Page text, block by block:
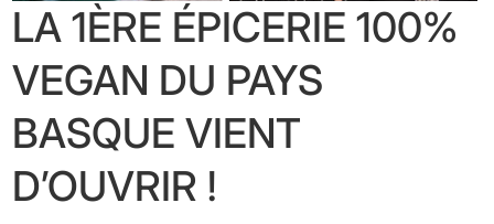
LA 1ÈRE ÉPICERIE 100%
VEGAN DU PAYS
BASQUE VIENT
D’OUVRIR !